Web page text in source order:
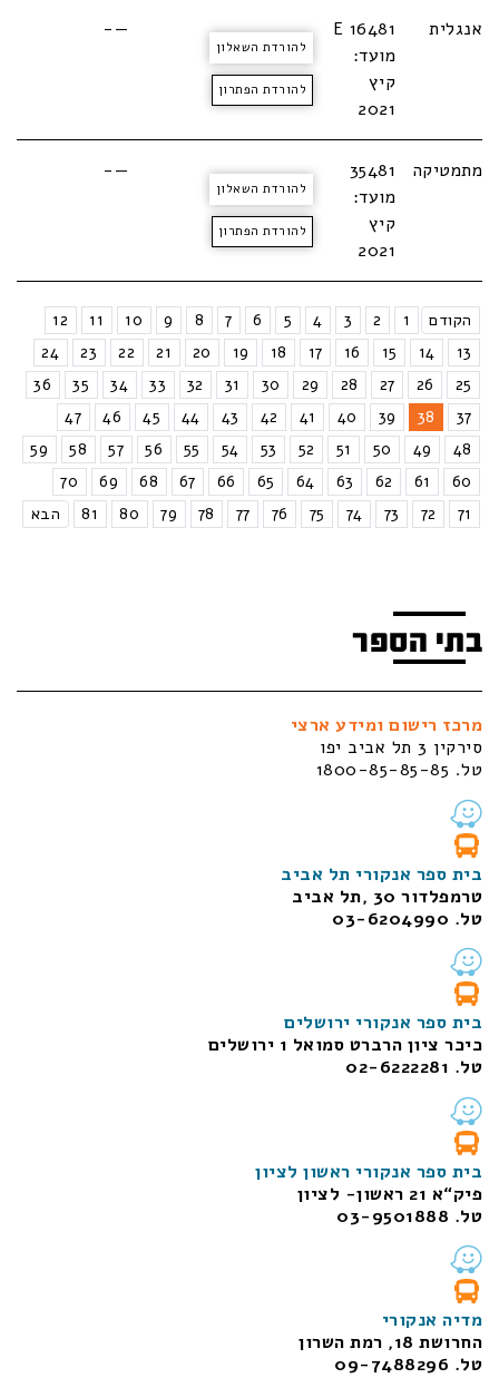
אנגלית
E 16481
מועד:
קיץ
2021
להורדת השאלון
להורדת הפתרון
—-
מתמטיקה
35481
מועד:
קיץ
2021
להורדת השאלון
להורדת הפתרון
—-
הקודם 1
2
3
4
5
6
7
8
9
10
11
12
13
14
15
16
17
18
19
20
21
22
23
24
25
26
27
28
29
30
31
32
33
34
35
36
37
38
39
40
41
42
43
44
45
46
47
48
49
50
51
52
53
54
55
56
57
58
59
60
61
62
63
64
65
66
67
68
69
70
71
72
73
74
75
76
77
78
79
80
81 הבא
בתי הספר
מרכז רישום ומידע ארצי
סירקין 3 תל אביב יפו
טל. 1800-85-85-85
בית ספר אנקורי תל אביב
טרמפלדור 30 ,תל אביב
טל. 03-6204990
בית ספר אנקורי ירושלים
כיכר ציון הרברט סמואל 1
ירושלים
טל. 02-6222281
בית ספר אנקורי ראשון לציון
פיק“א 21 ראשון- לציון
טל. 03-9501888
מדיה אנקורי
החרושת 18, רמת השרון
טל. 09-7488296